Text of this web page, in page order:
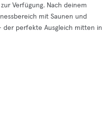
Verfügung. Nach deinem
mit Saunen und
der perfekte Ausgleich mitten in